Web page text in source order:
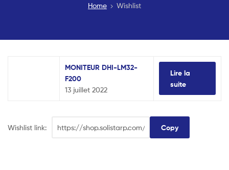
Home Wishlist
MONITEUR DHI-LM32-
F200
13 juillet 2022
Lire la
suite
Wishlist link: Copy